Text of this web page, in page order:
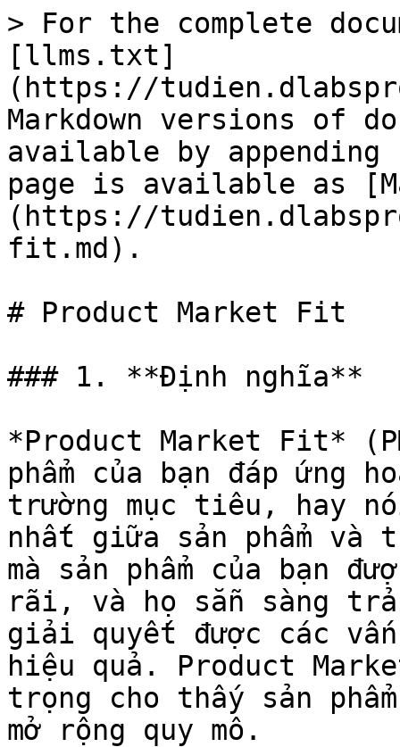
> For the complete
[llms.txt]
(https://
Markdown versions of
available by
page is available as
(https://
fit.md).
# Product Market Fit
### 1. **Định nghĩa**
*Product Market Fit*
phẩm của bạn đáp ứng
trường mục tiêu, hay
nhất giữa sản phẩm
mà sản phẩm của bạn
rãi, và họ sẵn sàng
giải quyết được các
hiệu quả. Product
trọng cho thấy sản
mở rộng quy mô.